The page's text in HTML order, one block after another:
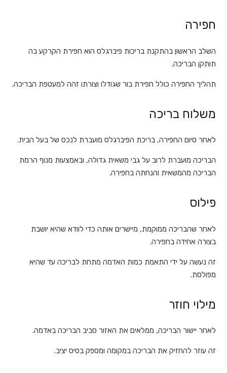
חפירה
השלב הראשון בהתקנת בריכות פיברגלס הוא חפירת הקרקע בה
תותקן הבריכה.
תהליך החפירה כולל חפירת בור שגודלו וצורתו זהה למעטפת הבריכה.
משלוח בריכה
לאחר סיום החפירה, בריכת הפיברגלס מועברת לנכס של בעל הבית.
הבריכה מועברת לרוב על גבי משאית גדולה, ובאמצעות מנוף הרמת
הבריכה מהמשאית והנחתה בחפירה.
פילוס
לאחר שהבריכה ממוקמת, מיישרים אותה כדי לוודא שהיא יושבת
בצורה אחידה בחפירה.
זה נעשה על ידי התאמת כמות האדמה מתחת לבריכה עד שהיא
מפולסת.
מילוי חוזר
לאחר יישור הבריכה, ממלאים את האזור סביב הבריכה באדמה.
זה עוזר להחזיק את הבריכה במקומה ומספק בסיס יציב.